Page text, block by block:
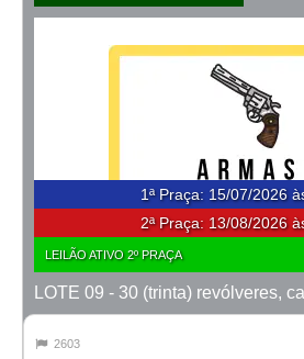
1ª Praça: 15/07/2026
2ª Praça: 13/08/2026
LEILÃO ATIVO 2º PRAÇA
2603